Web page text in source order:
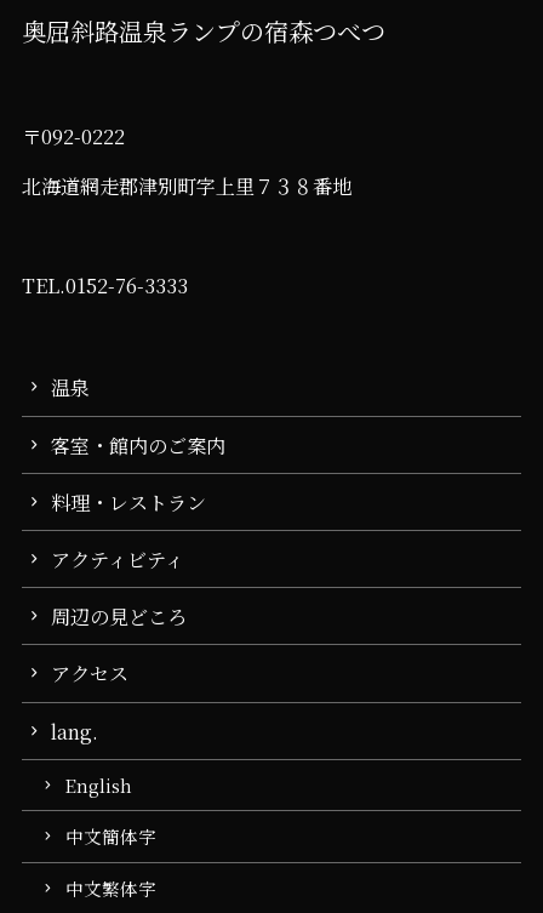
奥屈斜路温泉ランプの宿森つべつ
〒092-0222
北海道網走郡津別町字上里７３８番地
TEL.0152-76-3333
温泉
客室・館内のご案内
料理・レストラン
アクティビティ
周辺の見どころ
アクセス
lang.
English
中文簡体字
中文繁体字